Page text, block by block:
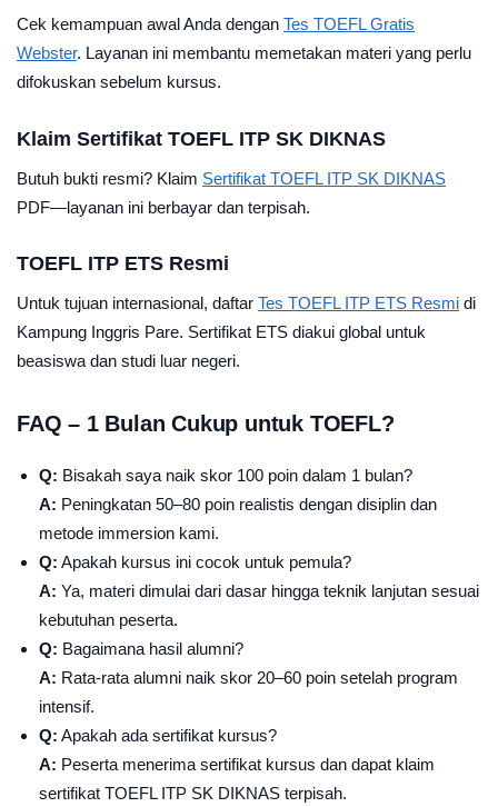
Cek kemampuan awal Anda dengan Tes TOEFL Gratis
Webster. Layanan ini membantu memetakan materi yang perlu
difokuskan sebelum kursus.
Klaim Sertifikat TOEFL ITP SK DIKNAS
Butuh bukti resmi? Klaim Sertifikat TOEFL ITP SK DIKNAS
PDF—layanan ini berbayar dan terpisah.
TOEFL ITP ETS Resmi
Untuk tujuan internasional, daftar Tes TOEFL ITP ETS Resmi di
Kampung Inggris Pare. Sertifikat ETS diakui global untuk
beasiswa dan studi luar negeri.
FAQ – 1 Bulan Cukup untuk TOEFL?
Q: Bisakah saya naik skor 100 poin dalam 1 bulan?
A: Peningkatan 50–80 poin realistis dengan disiplin dan
metode immersion kami.
Q: Apakah kursus ini cocok untuk pemula?
A: Ya, materi dimulai dari dasar hingga teknik lanjutan sesuai
kebutuhan peserta.
Q: Bagaimana hasil alumni?
A: Rata-rata alumni naik skor 20–60 poin setelah program
intensif.
Q: Apakah ada sertifikat kursus?
A: Peserta menerima sertifikat kursus dan dapat klaim
sertifikat TOEFL ITP SK DIKNAS terpisah.